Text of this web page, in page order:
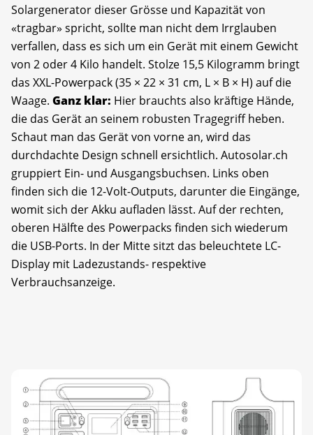
Solargenerator dieser Grösse und Kapazität von
«tragbar» spricht, sollte man nicht dem Irrglauben
verfallen, dass es sich um ein Gerät mit einem Gewicht
von 2 oder 4 Kilo handelt. Stolze 15,5 Kilogramm bringt
das XXL-Powerpack (35 × 22 × 31 cm, L × B × H) auf die
Waage. Ganz klar: Hier brauchts also kräftige Hände,
die das Gerät an seinem robusten Tragegriff heben.
Schaut man das Gerät von vorne an, wird das
durchdachte Design schnell ersichtlich. Autosolar.ch
gruppiert Ein- und Ausgangsbuchsen. Links oben
finden sich die 12-Volt-Outputs, darunter die Eingänge,
womit sich der Akku aufladen lässt. Auf der rechten,
oberen Hälfte des Powerpacks finden sich wiederum
die USB-Ports. In der Mitte sitzt das beleuchtete LC-
Display mit Ladezustands- respektive
Verbrauchsanzeige.